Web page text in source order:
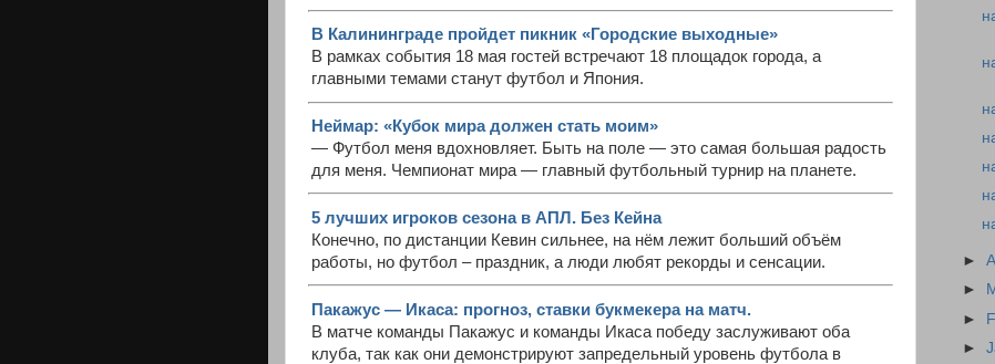
В Калининграде пройдет пикник «Городские выходные»
В рамках события 18 мая гостей встречают 18 площадок города, а
главными темами станут футбол и Япония.
Неймар: «Кубок мира должен стать моим»
— Футбол меня вдохновляет. Быть на поле — это самая большая радость
для меня. Чемпионат мира — главный футбольный турнир на планете.
5 лучших игроков сезона в АПЛ. Без Кейна
Конечно, по дистанции Кевин сильнее, на нём лежит больший объём
работы, но футбол – праздник, а люди любят рекорды и сенсации.
Пакажус — Икаса: прогноз, ставки букмекера на матч.
В матче команды Пакажус и команды Икаса победу заслуживают оба
клуба, так как они демонстрируют запредельный уровень футбола в
►
►
►
►